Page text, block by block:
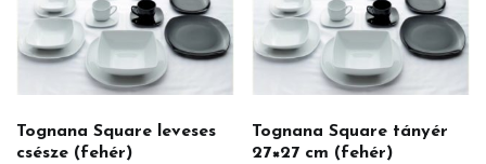
Tognana Square leveses
csésze (fehér)
Tognana Square tányér
27×27 cm (fehér)